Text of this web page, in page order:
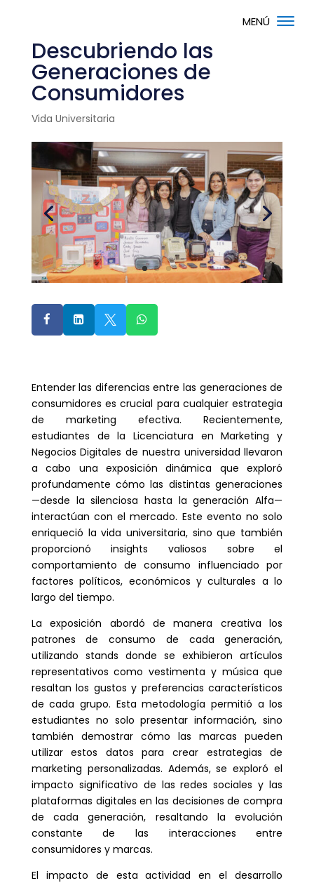
Descubriendo las
Generaciones de
Consumidores
Vida Universitaria
   
Entender las diferencias entre las generaciones de
consumidores es crucial para cualquier estrategia
de marketing efectiva. Recientemente,
estudiantes de la Licenciatura en Marketing y
Negocios Digitales de nuestra universidad llevaron
a cabo una exposición dinámica que exploró
profundamente cómo las distintas generaciones
—desde la silenciosa hasta la generación Alfa—
interactúan con el mercado. Este evento no solo
enriqueció la vida universitaria, sino que también
proporcionó insights valiosos sobre el
comportamiento de consumo influenciado por
factores políticos, económicos y culturales a lo
largo del tiempo.
La exposición abordó de manera creativa los
patrones de consumo de cada generación,
utilizando stands donde se exhibieron artículos
representativos como vestimenta y música que
resaltan los gustos y preferencias característicos
de cada grupo. Esta metodología permitió a los
estudiantes no solo presentar información, sino
también demostrar cómo las marcas pueden
utilizar estos datos para crear estrategias de
marketing personalizadas. Además, se exploró el
impacto significativo de las redes sociales y las
plataformas digitales en las decisiones de compra
de cada generación, resaltando la evolución
constante de las interacciones entre
consumidores y marcas.
El impacto de esta actividad en el desarrollo